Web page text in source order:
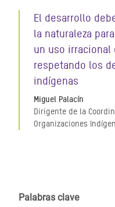
El desarrollo
la naturaleza
un uso irracional
respetando los
indígenas
Miguel Palacín
Dirigente de la
Organizaciones
Palabras clave